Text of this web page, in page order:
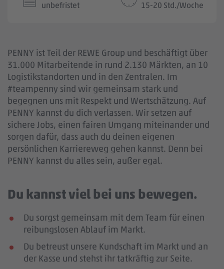
unbefristet 15-20 Std./Woche
PENNY ist Teil der REWE Group und beschäftigt über
31.000 Mitarbeitende in rund 2.130 Märkten, an 10
Logistikstandorten und in den Zentralen. Im
#teampenny sind wir gemeinsam stark und
begegnen uns mit Respekt und Wertschätzung. Auf
PENNY kannst du dich verlassen. Wir setzen auf
sichere Jobs, einen fairen Umgang miteinander und
sorgen dafür, dass auch du deinen eigenen
persönlichen Karriereweg gehen kannst. Denn bei
PENNY kannst du alles sein, außer egal.
Du kannst viel bei uns bewegen.
Du sorgst gemeinsam mit dem Team für einen
reibungslosen Ablauf im Markt.
Du betreust unsere Kundschaft im Markt und an
der Kasse und stehst ihr tatkräftig zur Seite.